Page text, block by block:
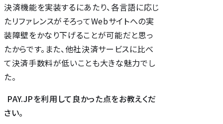
決済機能を実装するにあたり、各言語に応じ
たリファレンスがそろってWebサイトへの実
装障壁をかなり下げることが可能だと思っ
たからです。また、他社決済サービスに比べ
て決済手数料が低いことも大きな魅力でし
た。
PAY.JPを利用して良かった点をお教えくだ
さい。